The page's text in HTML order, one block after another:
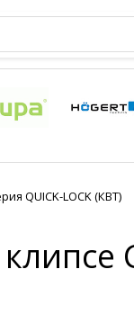
QUICK-LOCK (КВТ)